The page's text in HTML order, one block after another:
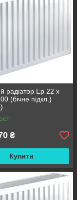
радіатор Ep 22 x
(бічне підкл.)
₴
Купити